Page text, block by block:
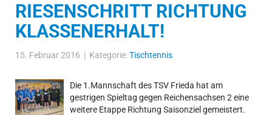
RIESENSCHRITT RICHTUNG
KLASSENERHALT!
15. Februar 2016 | Kategorie:Tischtennis
Die 1.Mannschaft des TSV Frieda hat am
gestrigen Spieltag gegen Reichensachsen 2 eine
weitere Etappe Richtung Saisonziel gemeistert.